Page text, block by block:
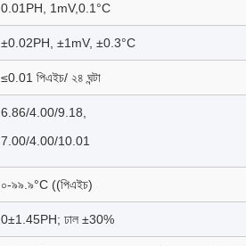
0.01PH, 1mV,0.1°C
±0.02PH, ±1mV, ±0.3°C
≤0.01 পিএইচ/ ২৪ ঘন্টা
6.86/4.00/9.18,
7.00/4.00/10.01
০-৯৯.৯°C ((পিএইচ)
0±1.45PH; ঢাল ±30%